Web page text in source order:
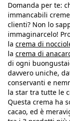
Domanda per te:
immancabili
clienti? Non lo
immaginarcelo!
la crema di
la crema di
di ogni
davvero uniche,
conservanti e
la star tra tutte le
Questa crema ha
cacao, ed è